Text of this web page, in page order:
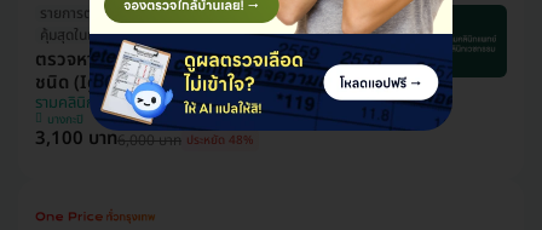
รายการตรวจเยอะที่สุด!
คุ้มสุดในเว็บ
มี HDreview
ตรวจหาสารก่อภูมิแพ้อาหารและสิ่งแวดล้อม 107
ชนิด (IgE Test) ด้วยวิธีเจาะเลือด
รามคลินิกแพทย์คลินิกเวชกรรม
บางกะปิ
3,100 บาท6,000 บาท ประหยัด 48%